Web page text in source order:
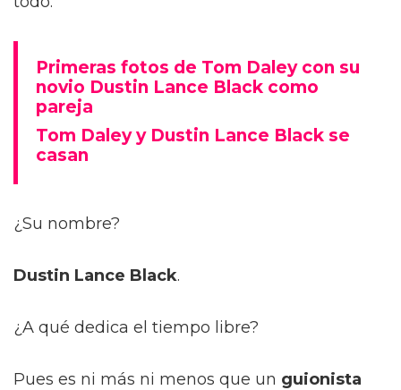
Primeras fotos de Tom Daley con su
novio Dustin Lance Black como
pareja
Tom Daley y Dustin Lance Black se
casan
¿Su nombre?
Dustin Lance Black.
¿A qué dedica el tiempo libre?
Pues es ni más ni menos que un guionista